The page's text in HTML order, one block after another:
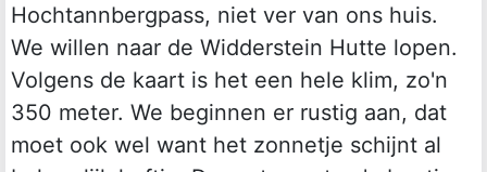
Hochtannbergpass, niet ver van ons huis.
We willen naar de Widderstein Hutte lopen.
Volgens de kaart is het een hele klim, zo'n
350 meter. We beginnen er rustig aan, dat
moet ook wel want het zonnetje schijnt al